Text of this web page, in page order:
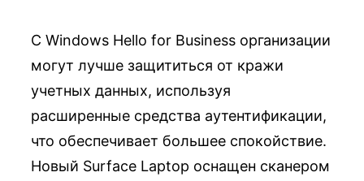
С Windows Hello for Business организации
могут лучше защититься от кражи
учетных данных, используя
расширенные средства аутентификации,
что обеспечивает большее спокойствие.
Новый Surface Laptop оснащен сканером